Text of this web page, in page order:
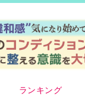
ランキング